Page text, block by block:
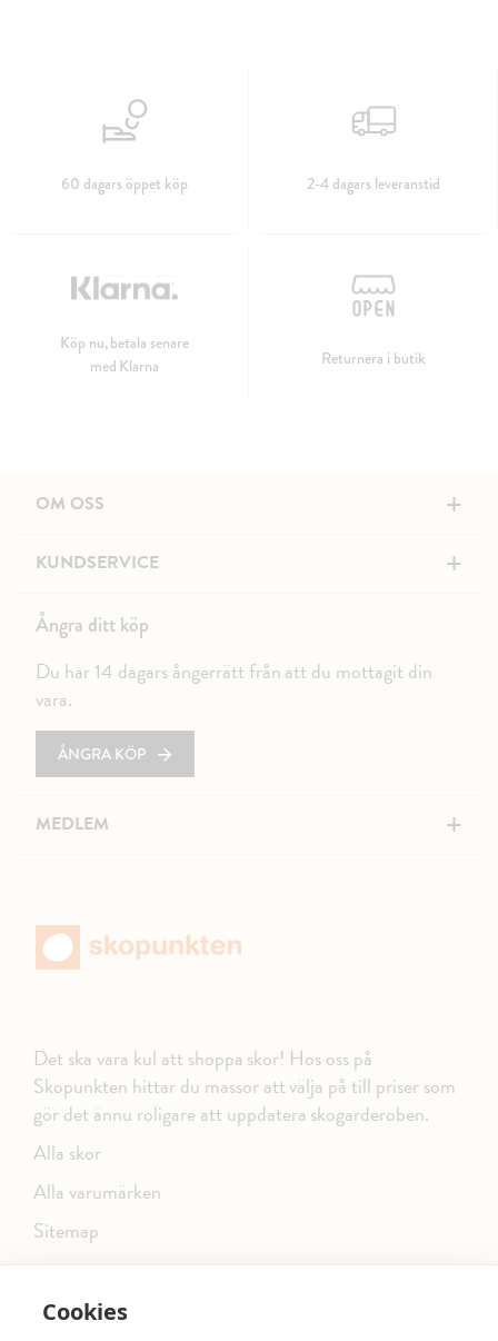
Cookies
60 dagars öppet köp 2-4 dagars leveranstid
Köp nu, betala senare
med Klarna
Returnera i butik
OM OSS +
KUNDSERVICE +
Ångra ditt köp
Du har 14 dagars ångerrätt från att du mottagit din
vara.
ÅNGRA KÖP
MEDLEM +
Det ska vara kul att shoppa skor! Hos oss på
Skopunkten hittar du massor att välja på till priser som
gör det ännu roligare att uppdatera skogarderoben.
Alla skor
Alla varumärken
Sitemap